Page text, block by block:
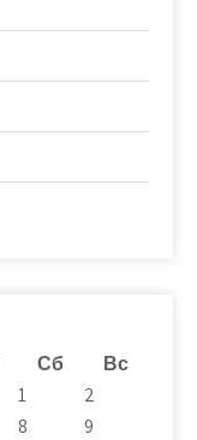
Сб
Вс
1
2
8
9